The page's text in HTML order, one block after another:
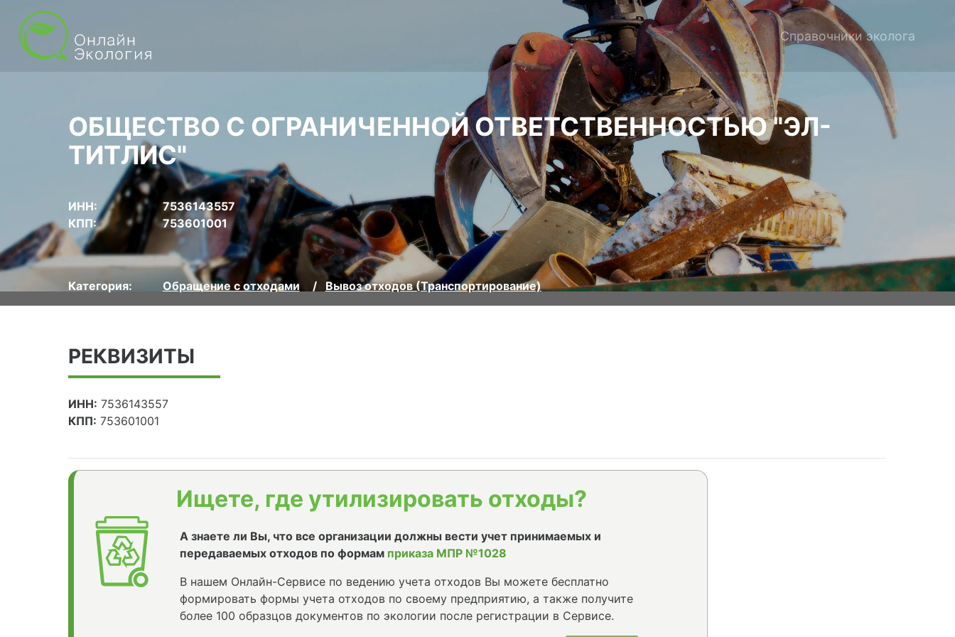
Справочники эколога
ОБЩЕСТВО С ОГРАНИЧЕННОЙ ОТВЕТСТВЕННОСТЬЮ "ЭЛ-
ТИТЛИС"
ИНН:
7536143557
КПП:
753601001
Категория: Обращение с отходами Вывоз отходов (Транспортирование)
РЕКВИЗИТЫ
ИНН: 7536143557
КПП: 753601001
Ищете, где утилизировать отходы?
А знаете ли Вы, что все организации должны вести учет принимаемых и
передаваемых отходов по формам приказа МПР №1028
В нашем Онлайн-Сервисе по ведению учета отходов Вы можете бесплатно
формировать формы учета отходов по своему предприятию, а также получите
более 100 образцов документов по экологии после регистрации в Сервисе.